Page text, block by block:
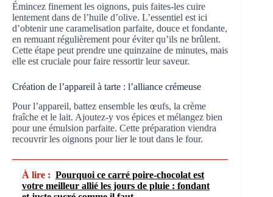
Émincez finement les oignons, puis faites-les cuire
lentement dans de l’huile d’olive. L’essentiel est ici
d’obtenir une caramelisation parfaite, douce et fondante,
en remuant régulièrement pour éviter qu’ils ne brûlent.
Cette étape peut prendre une quinzaine de minutes, mais
elle est cruciale pour faire ressortir leur saveur.
Création de l’appareil à tarte : l’alliance crémeuse
Pour l’appareil, battez ensemble les œufs, la crème
fraîche et le lait. Ajoutez-y vos épices et mélangez bien
pour une émulsion parfaite. Cette préparation viendra
recouvrir les oignons pour lier le tout dans le four.
À lire : Pourquoi ce carré poire-chocolat est
votre meilleur allié les jours de pluie : fondant